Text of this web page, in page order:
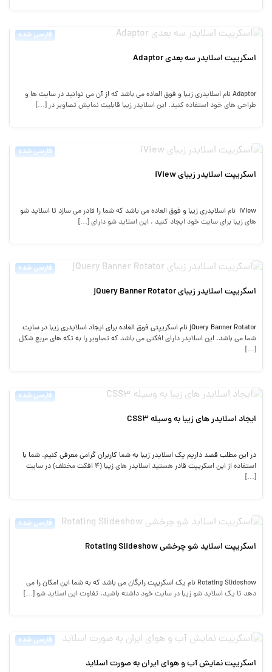
فارسی شده
اسکریپت اسلایدر سه بعدی Adaptor
Adaptor نام اسلایدری زیبا و فوق العاده می باشد که از آن می توانید در سایت ها و
طراحی های خود استفاده کنید. این اسلایدر زیبا قابلیت نمایش تصاویر در […]
فارسی شده
اسکریپت اسلایدر زیبای iView
iView نام اسلایدری زیبا و فوق العاده می باشد که شما را قادر می سازد تا اسلاید شو
های زیبا برای سایت خود ایجاد کنید . این اسلاید شو دارای […]
فارسی شده
اسکریپت اسلایدر زیبای jQuery Banner Rotator
jQuery Banner Rotator نام اسکریپتی فوق العاده برای ایجاد اسلایدری زیبا در سایت
شما می باشد. این اسلایدر دارای افکتی می باشد که تصاویر را به تکه های مربع شکل
[…]
فارسی شده
ایجاد اسلایدر های زیبا به وسیله CSS3
در این مطلب قصد داریم یک اسلایدر زیبا به شما کاربران گرامی معرفی کنیم. شما با
استفاده از این اسکریپت قادر هستید اسلایدر های زیبا (۴ افکت مختلف) در سایت
[…]
فارسی شده
اسکریپت اسلاید شو چرخشی Rotating Slideshow
Rotating Slideshow نام یک اسکریپت رایگان می باشد که به شما این امکان را می
دهد تا یک اسلاید شو زیبا در سایت خود داشته باشید. تفاوت این اسلاید شو […]
فارسی شده
اسکریپت نمایش آب و هوای ایران به صورت اسلاید